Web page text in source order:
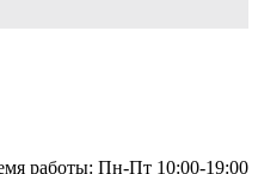
работы: Пн-Пт 10:00-19:00